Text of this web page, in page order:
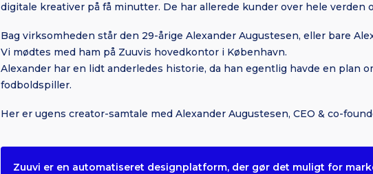
digitale kreativer på få minutter. De har allerede kunder over hele verden
Bag virksomheden står den 29-årige Alexander Augustesen, eller bare
Vi mødtes med ham på Zuuvis hovedkontor i København.
Alexander har en lidt anderledes historie, da han egentlig havde en plan
fodboldspiller.
Her er ugens creator-samtale med Alexander Augustesen, CEO & co-
Zuuvi er en automatiseret designplatform, der gør det muligt for